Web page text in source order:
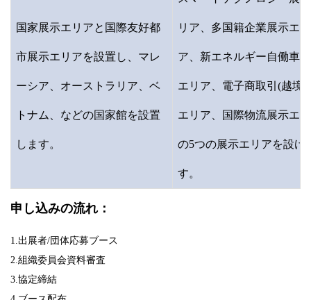
国家展示エリアと国際友好都
市展示エリアを設置し、マレ
ーシア、オーストラリア、ベ
トナム、などの国家館を設置
します。
リア、多国籍企業展示エリ
ア、新エネルギー自働車
エリア、電子商取引(越境)
エリア、国際物流展示エ
の5つの展示エリアを設け
す。
申し込みの流れ：
1.出展者/団体応募ブース
2.組織委員会資料審査
3.協定締結